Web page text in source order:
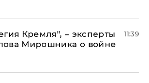
Кремля", – эксперты
Мирошника о войне
11:39